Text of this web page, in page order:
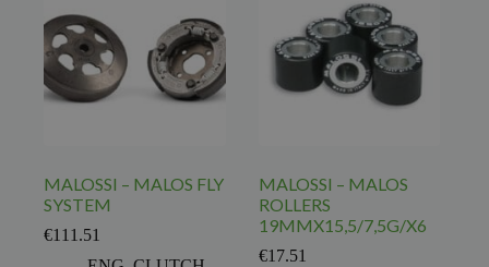
MALOSSI – MALOS FLY
SYSTEM
€111.51
MALOSSI – MALOS
ROLLERS
19MMX15,5/7,5G/X6
€17.51